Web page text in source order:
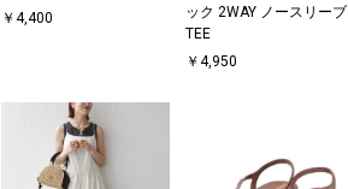
￥4,400
ック 2WAY ノースリーブ
TEE
￥4,950